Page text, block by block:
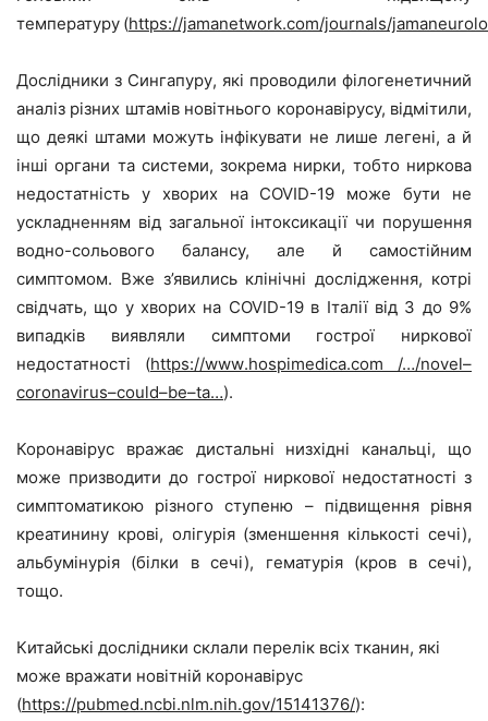
температуру (https://jamanetwork.com/journals/
Дослідники з Сингапуру, які проводили філогенетичний
аналіз різних штамів новітнього коронавірусу, відмітили,
що деякі штами можуть інфікувати не лише легені, а й
інші органи та системи, зокрема нирки, тобто ниркова
недостатність у хворих на COVID-19 може бути не
ускладненням від загальної інтоксикації чи порушення
водно-сольового балансу, але й самостійним
симптомом. Вже з’явились клінічні дослідження, котрі
свідчать, що у хворих на COVID-19 в Італії від 3 до 9%
випадків виявляли симптоми гострої ниркової
недостатності
(https://www.hospimedica.com /…/novel–
coronavirus–could–be–ta…).
Коронавірус вражає дистальні низхідні канальці, що
може призводити до гострої ниркової недостатності з
симптоматикою різного ступеню – підвищення рівня
креатинину крові, олігурія (зменшення кількості сечі),
альбумінурія (білки в сечі), гематурія (кров в сечі),
тощо.
Китайські дослідники склали перелік всіх тканин, які
може вражати новітній коронавірус
(https://pubmed.ncbi.nlm.nih.gov/15141376/):